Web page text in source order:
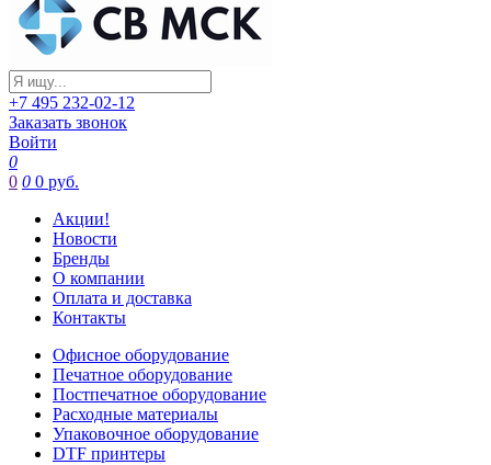
+7 495 232-02-12
Заказать звонок
Войти
0
0 0 0 руб.
Акции!
Новости
Бренды
О компании
Оплата и доставка
Контакты
Офисное оборудование
Печатное оборудование
Постпечатное оборудование
Расходные материалы
Упаковочное оборудование
DTF принтеры